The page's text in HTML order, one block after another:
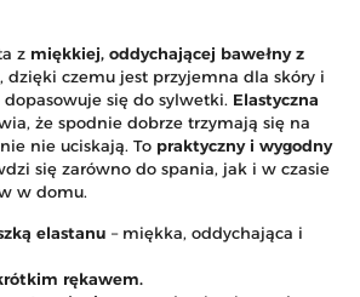
z miękkiej, oddychającej bawełny z
, dzięki czemu jest przyjemna dla skóry i
się do sylwetki. Elastyczna
że spodnie dobrze trzymają się na
nie uciskają. To praktyczny i wygodny
się zarówno do spania, jak i w czasie
w domu.
elastanu – miękka, oddychająca i
rękawem.